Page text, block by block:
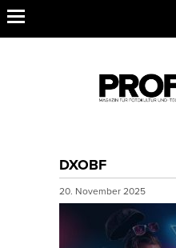
DXOBF
20. November 2025